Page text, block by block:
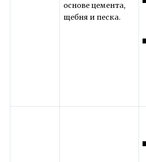
основе цемента,
щебня и песка.